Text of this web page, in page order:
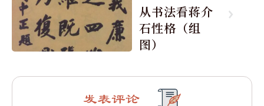
从书法看蒋介
石性格（组
图）
发表评论